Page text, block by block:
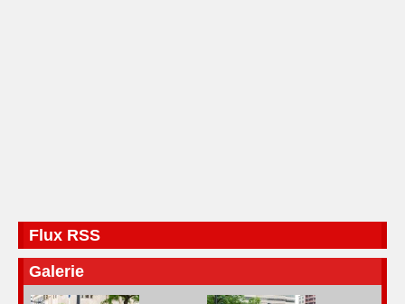
Flux RSS
Galerie